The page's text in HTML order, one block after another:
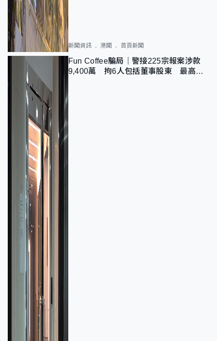
新聞資訊 港聞 首頁新聞
Fun Coffee騙局｜警接225宗報案涉款
9,400萬 拘6人包括董事股東 最高金